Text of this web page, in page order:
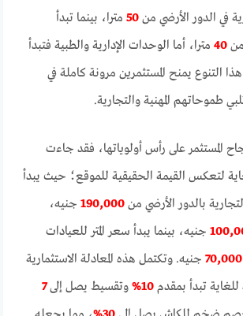
في الدور الأرضي من50 مترا، بينما تبدأ
من40 مترا، أما الوحدات الإدارية والطبية فتبدأ
هذا التنوع يمنح المستثمرين مرونة كاملة في
طموحاتهم المهنية والتجارية.
المستثمر على رأس أولوياتها، فقد جاءت
لتعكس القيمة الحقيقية للموقع؛ حيث يبدأ
بالدور الأرضي من190,000 جنيه،
جنيه، بينما يبدأ سعر المتر للعيادات
70,000 جنيه. وتكتمل هذه المعادلة الاستثمارية
تبدأ بمقدم10% وتقسيط يصل إلى7